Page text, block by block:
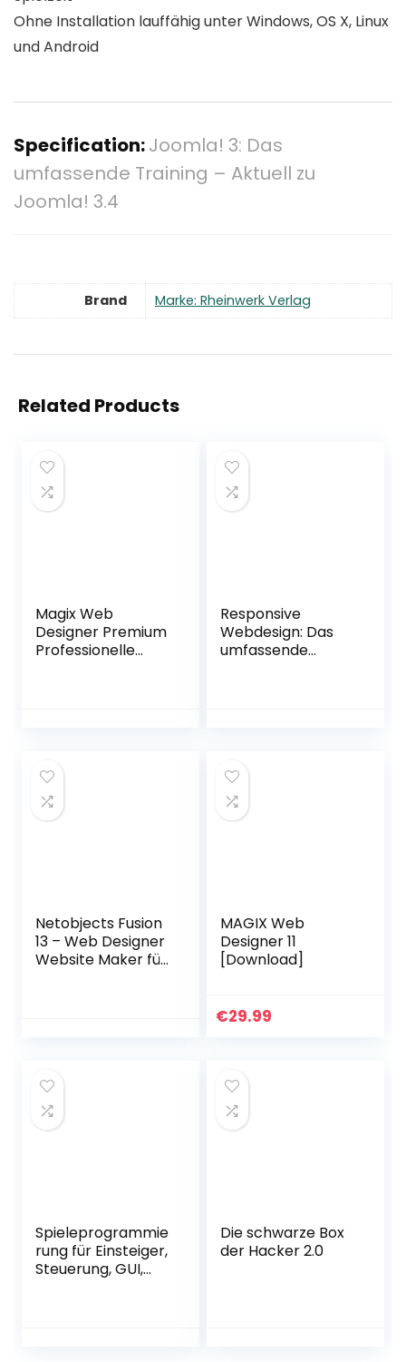
Ohne Installation lauffähig unter Windows, OS X, Linux
und Android
Specification:Joomla! 3: Das
umfassende Training – Aktuell zu
Joomla! 3.4
Brand Marke: Rheinwerk Verlag
Related Products
Magix Web
Designer Premium
Professionelle
Responsive
Webdesign: Das
umfassende
Netobjects Fusion
13 – Web Designer
Website Maker für
MAGIX Web
Designer 11
[Download]
€29.99
Spieleprogrammie
rung für Einsteiger,
Steuerung, GUI,
Die schwarze Box
der Hacker 2.0